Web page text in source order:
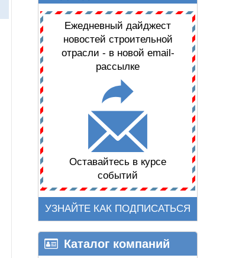
Ежедневный дайджест
новостей строительной
отрасли - в новой email-
рассылке
Оставайтесь в курсе
событий
УЗНАЙТЕ КАК ПОДПИСАТЬСЯ
Каталог компаний